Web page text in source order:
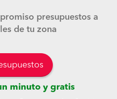
presupuestos a
de tu zona
minuto y gratis